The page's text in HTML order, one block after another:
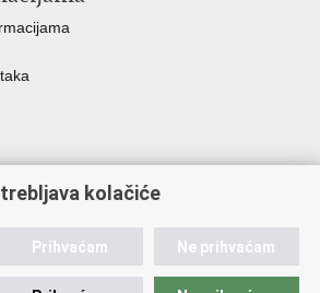
poslova
kolačiće
Prihvaćam Ne prihvaćam